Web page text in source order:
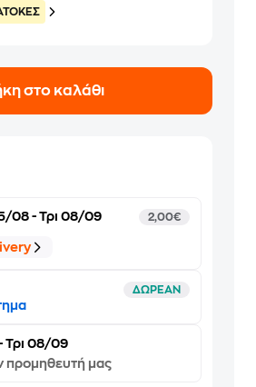
στο καλάθι
08 - Τρι 08/09 2,00€
ΔΩΡΕΑΝ
Τρι 08/09
προμηθευτή μας